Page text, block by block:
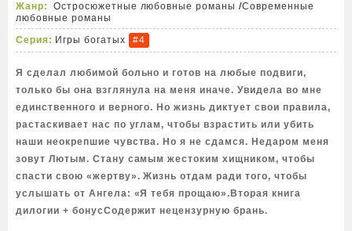
Жанр: Остросюжетные любовные романы /Современные
любовные романы
Серия: Игры богатых #4
Я сделал любимой больно и готов на любые подвиги,
только бы она взглянула на меня иначе. Увидела во мне
единственного и верного. Но жизнь диктует свои правила,
растаскивает нас по углам, чтобы взрастить или убить
наши неокрепшие чувства. Но я не сдамся. Недаром меня
зовут Лютым. Стану самым жестоким хищником, чтобы
спасти свою «жертву». Жизнь отдам ради того, чтобы
услышать от Ангела: «Я тебя прощаю».Вторая книга
дилогии + бонусСодержит нецензурную брань.